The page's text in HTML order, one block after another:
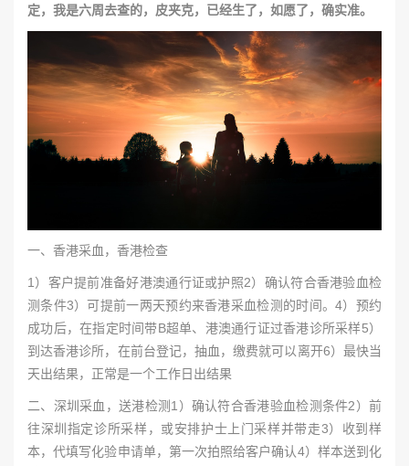
定，我是六周去查的，皮夹克，已经生了，如愿了，确实准。
一、香港采血，香港检查
1）客户提前准备好港澳通行证或护照2）确认符合香港验血检
测条件3）可提前一两天预约来香港采血检测的时间。4）预约
成功后，在指定时间带B超单、港澳通行证过香港诊所采样5）
到达香港诊所，在前台登记，抽血，缴费就可以离开6）最快当
天出结果，正常是一个工作日出结果
二、深圳采血，送港检测1）确认符合香港验血检测条件2）前
往深圳指定诊所采样，或安排护士上门采样并带走3）收到样
本，代填写化验申请单，第一次拍照给客户确认4）样本送到化